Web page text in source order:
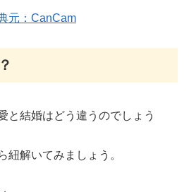
元：CanCam
と結婚はどう違うのでしょう
紐解いてみましょう。